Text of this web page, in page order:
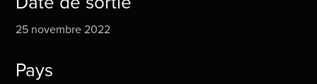
25 novembre 2022
Pays